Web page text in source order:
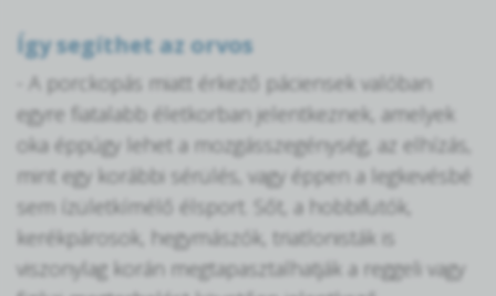
Így segíthet az orvos
- A porckopás miatt érkező páciensek valóban
egyre fiatalabb életkorban jelentkeznek, amelyek
oka éppúgy lehet a mozgásszegénység, az elhízás,
mint egy korábbi sérülés, vagy éppen a legkevésbé
sem ízületkímélő élsport. Sőt, a hobbifutók,
kerékpárosok, hegymászók, triatlonisták is
viszonylag korán megtapasztalhatják a reggeli vagy